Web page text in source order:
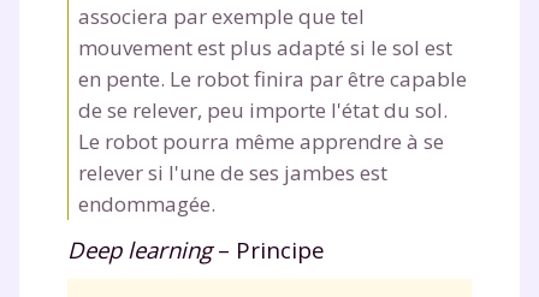
associera par exemple que tel
mouvement est plus adapté si le sol est
en pente. Le robot finira par être capable
de se relever, peu importe l'état du sol.
Le robot pourra même apprendre à se
relever si l'une de ses jambes est
endommagée.
Deep learning– Principe